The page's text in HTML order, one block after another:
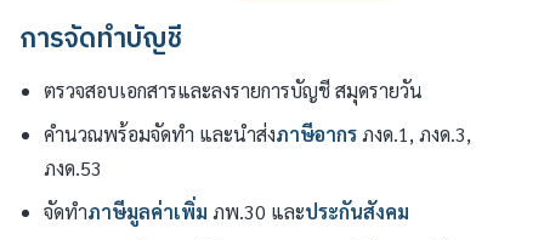
การจัดทำบัญชี
ตรวจสอบเอกสารและลงรายการบัญชี สมุดรายวัน
คำนวณพร้อมจัดทำ และนำส่งภาษีอากรภงด.1, ภงด.3,
ภงด.53
จัดทำภาษีมูลค่าเพิ่ม ภพ.30 และประกันสังคม